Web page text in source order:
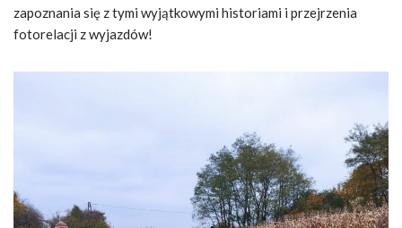
zapoznania się z tymi wyjątkowymi historiami i przejrzenia
fotorelacji z wyjazdów!